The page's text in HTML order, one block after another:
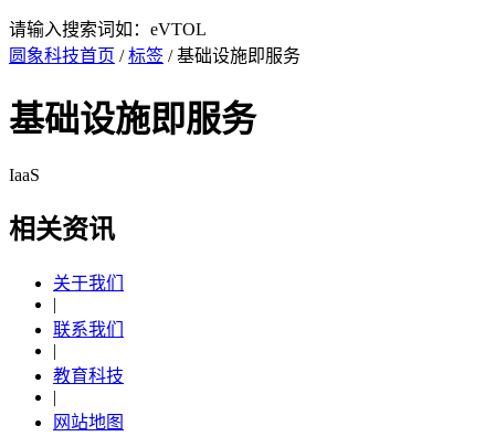
请输入搜索词如：eVTOL
圆象科技首页 /标签 / 基础设施即服务
基础设施即服务
IaaS
相关资讯
关于我们
|
联系我们
|
教育科技
|
网站地图